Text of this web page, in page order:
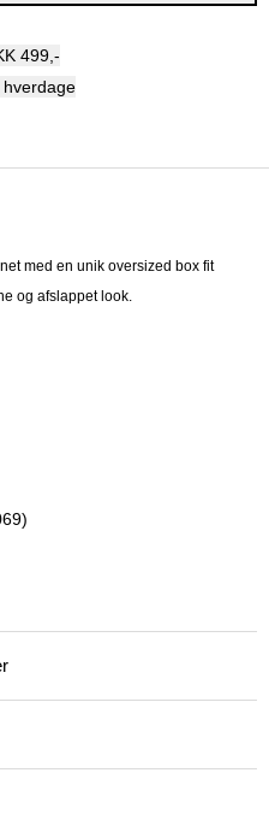
499,-
hverdage
med en unik oversized box fit
og afslappet look.